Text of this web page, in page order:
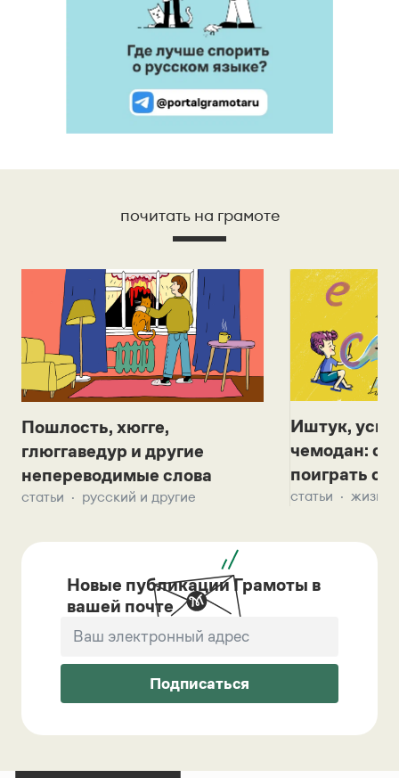
почитать на грамоте
Пошлость, хюгге,
глюггаведур и другие
непереводимые слова
статьи русский и другие
Иштук,
чемодан:
поиграть с
статьи жизнь
Новые публикации Грамоты в
вашей почте
Подписаться